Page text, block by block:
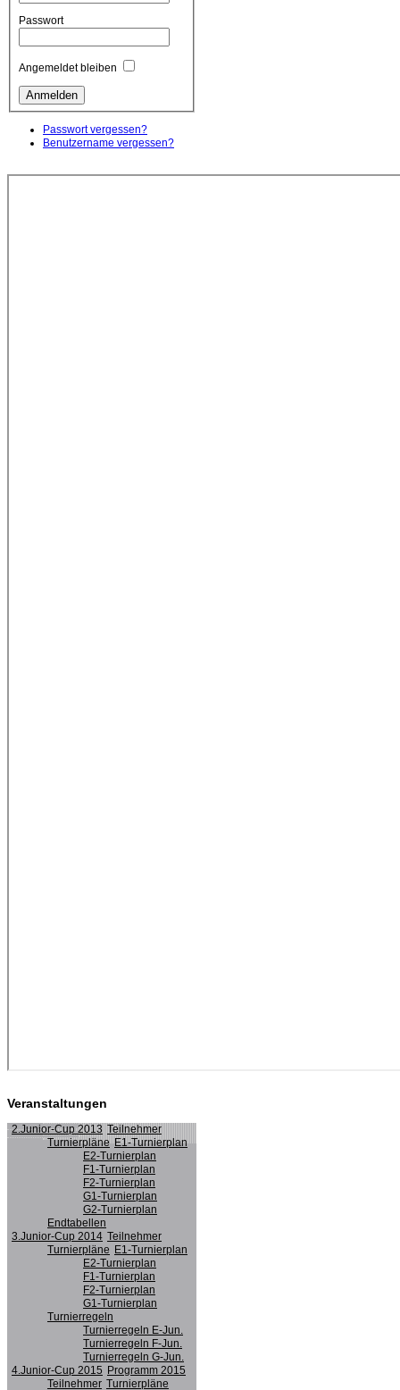
Passwort
Angemeldet bleiben
Passwort vergessen?
Benutzername vergessen?
Veranstaltungen
2.Junior-Cup 2013 Teilnehmer
Turnierpläne E1-Turnierplan
E2-Turnierplan
F1-Turnierplan
F2-Turnierplan
G1-Turnierplan
G2-Turnierplan
Endtabellen
3.Junior-Cup 2014 Teilnehmer
Turnierpläne E1-Turnierplan
E2-Turnierplan
F1-Turnierplan
F2-Turnierplan
G1-Turnierplan
Turnierregeln
Turnierregeln E-Jun.
Turnierregeln F-Jun.
Turnierregeln G-Jun.
4.Junior-Cup 2015 Programm 2015
Teilnehmer Turnierpläne